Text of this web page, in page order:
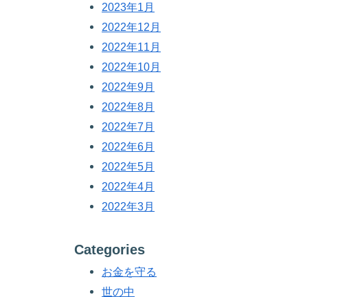
2023年1月
2022年12月
2022年11月
2022年10月
2022年9月
2022年8月
2022年7月
2022年6月
2022年5月
2022年4月
2022年3月
Categories
お金を守る
世の中